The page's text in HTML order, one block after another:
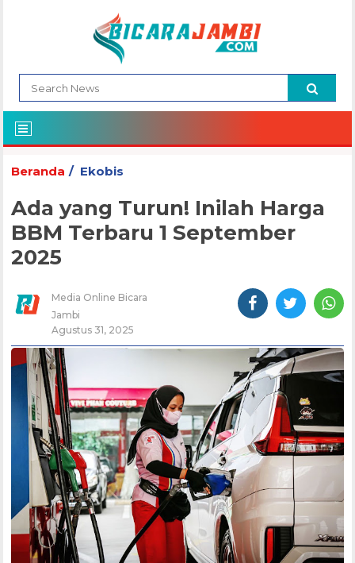
Beranda Ekobis
Ada yang Turun! Inilah Harga
BBM Terbaru 1 September
2025
Media Online Bicara
Jambi
Agustus 31, 2025